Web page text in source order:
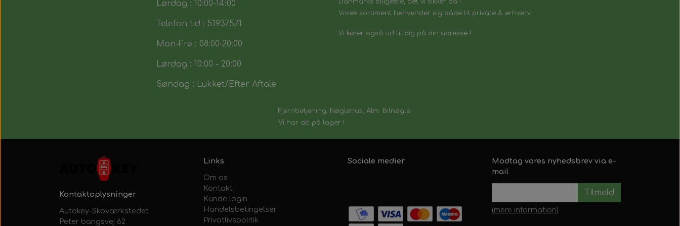
Lørdag : 10:00-14:00
Telefon tid : 51937571
Man-Fre : 08:00-20:00
Lørdag : 10:00 - 20:00
Søndag : Lukket/Efter Aftale
Vores sortiment henvender sig både til private & erhverv.
Vi kører også ud til dig på din adresse !
Fjernbetjening, Nøglehus, Alm. Bilnøgle
Vi har alt på lager !
Kontaktoplysninger
Autokey-Skoværkstedet
Peter bangsvej 62
Links
Om os
Kontakt
Kunde login
Handelsbetingelser
Privatlivspolitik
Sociale medier
Modtag vores nyhedsbrev via e-
mail
Tilmeld
(mere information)